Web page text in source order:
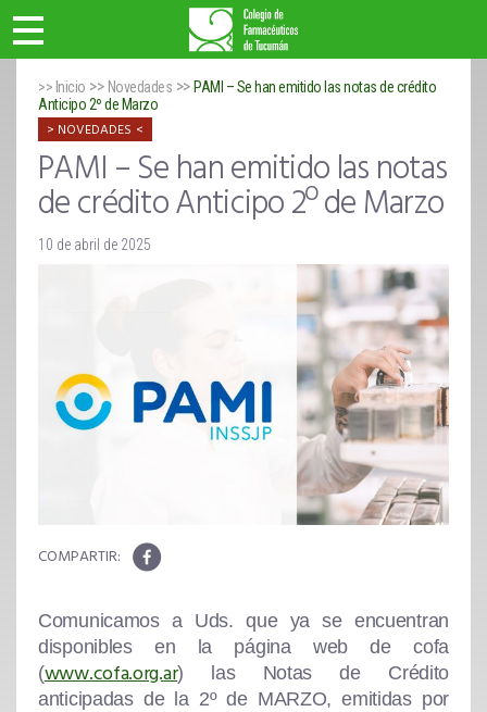
>> Inicio >> Novedades >> PAMI – Se han emitido las notas de crédito
Anticipo 2º de Marzo
NOVEDADES
PAMI – Se han emitido las notas
de crédito Anticipo 2º de Marzo
10 de abril de 2025
Comunicamos a Uds. que ya se encuentran
disponibles en la página web de cofa
(www.cofa.org.ar) lasNotas de Crédito
anticipadas de la 2º de MARZO, emitidas por